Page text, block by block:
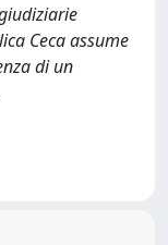
Ceca assume
di un